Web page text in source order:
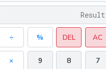
AC
DEL
%
÷
7
8
9
×